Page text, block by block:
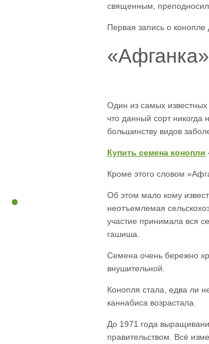
священным,
Первая запись о
Один из самых
что данный сорт никогда
большинству видов
Купить семена конопли
Кроме этого словом
Об этом мало кому
неотъемлемая
участие принимала вся
гашиша.
Семена очень бережно
внушительной.
Конопля стала, едва ли
каннабиса возрастала.
До 1971 года
правительством. Всё